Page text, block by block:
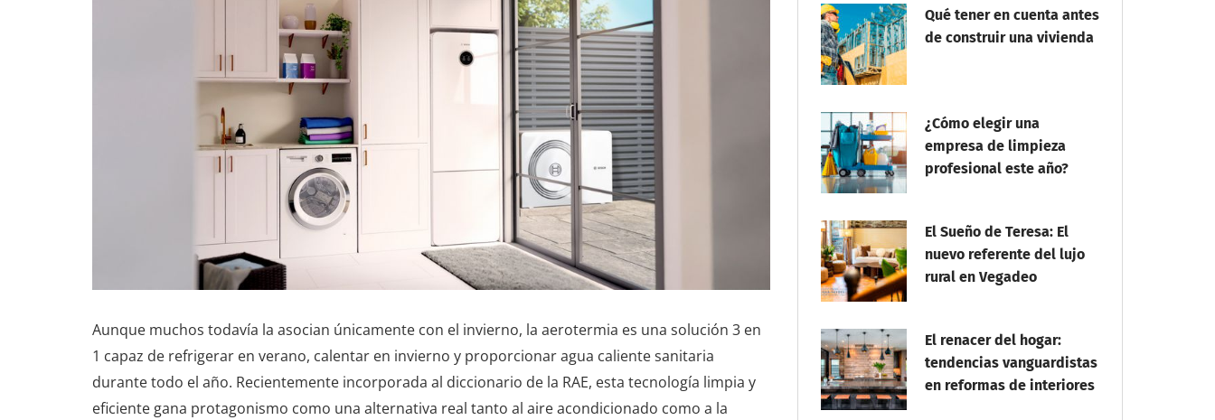
Aunque muchos todavía la asocian únicamente con el invierno, la aerotermia es una solución 3 en
1 capaz de refrigerar en verano, calentar en invierno y proporcionar agua caliente sanitaria
durante todo el año. Recientemente incorporada al diccionario de la RAE, esta tecnología limpia y
eficiente gana protagonismo como una alternativa real tanto al aire acondicionado como a la
Qué tener en cuenta antes
de construir una vivienda
¿Cómo elegir una
empresa de limpieza
profesional este año?
El Sueño de Teresa: El
nuevo referente del lujo
rural en Vegadeo
El renacer del hogar:
tendencias vanguardistas
en reformas de interiores